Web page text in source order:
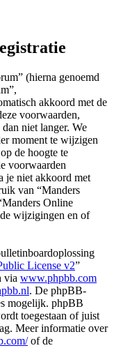
(hierna genoemd
akkoord met de
voorwaarden,
niet langer. We
moment te wijzigen
de hoogte te
voorwaarden
je niet akkoord met
van “Manders
Online
wijzigingen en of
License v2”
via www.phpbb.com
. De phpBB-
mogelijk. phpBB
toegestaan of juist
Meer informatie over
of de